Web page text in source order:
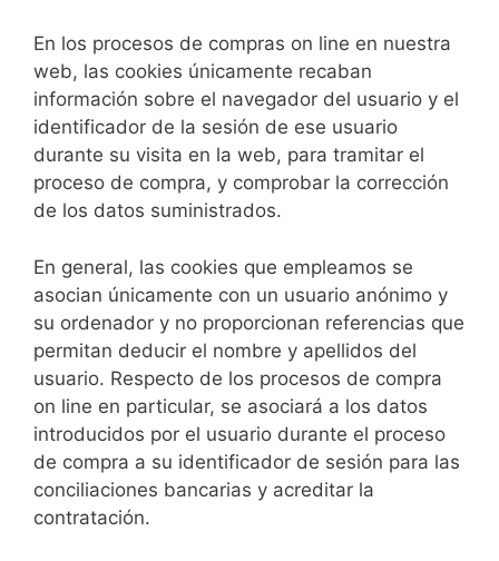
En los procesos de compras on line en nuestra
web, las cookies únicamente recaban
información sobre el navegador del usuario y el
identificador de la sesión de ese usuario
durante su visita en la web, para tramitar el
proceso de compra, y comprobar la corrección
de los datos suministrados.
En general, las cookies que empleamos se
asocian únicamente con un usuario anónimo y
su ordenador y no proporcionan referencias que
permitan deducir el nombre y apellidos del
usuario. Respecto de los procesos de compra
on line en particular, se asociará a los datos
introducidos por el usuario durante el proceso
de compra a su identificador de sesión para las
conciliaciones bancarias y acreditar la
contratación.